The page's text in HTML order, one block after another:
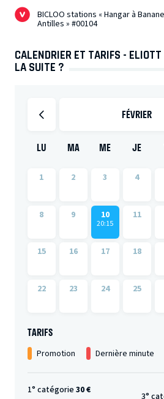
BICLOO stations « Hangar à
Antilles » #00104
CALENDRIER ET TARIFS -
LA SUITE ?
FÉVRIER
LU MA ME JE
1 2 3 4
8 9 10
20:15
11
15 16 17 18
22 23 24 25
TARIFS
Promotion Dernière minute
1° catégorie30 €